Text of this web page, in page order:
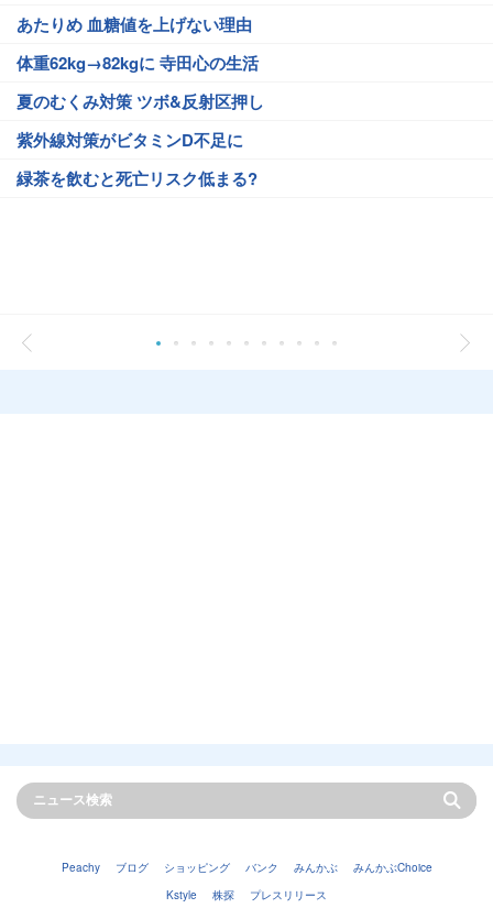
あたりめ 血糖値を上げない理由
体重62kg→82kgに 寺田心の生活
夏のむくみ対策 ツボ&反射区押し
紫外線対策がビタミンD不足に
緑茶を飲むと死亡リスク低まる?
Peachy ブログ ショッピング バンク みんかぶ
みんかぶChoice
Kstyle
株探 プレスリリース